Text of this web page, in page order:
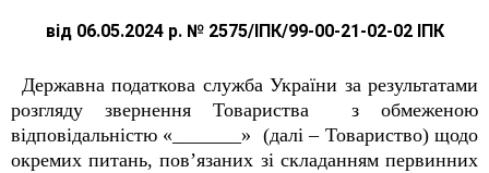
від 06.05.2024 р. № 2575/ІПК/99-00-21-02-02 ІПК
Державна податкова служба України за результатами
розгляду звернення Товариства з обмеженою
відповідальністю «_______» (далі – Товариство) щодо
окремих питань, пов’язаних зі складанням первинних